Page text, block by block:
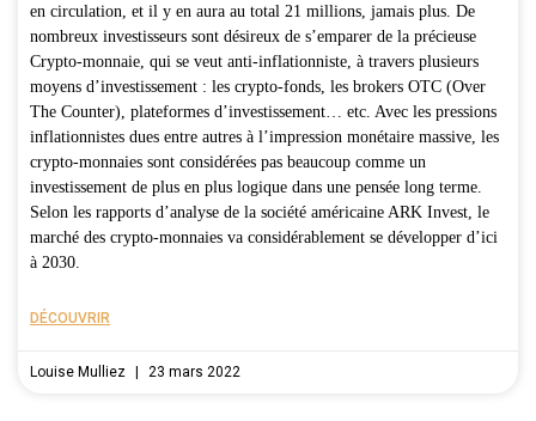
en circulation, et il y en aura au total 21 millions, jamais plus. De
nombreux investisseurs sont désireux de s’emparer de la précieuse
Crypto-monnaie, qui se veut anti-inflationniste, à travers plusieurs
moyens d’investissement : les crypto-fonds, les brokers OTC (Over
The Counter), plateformes d’investissement… etc. Avec les pressions
inflationnistes dues entre autres à l’impression monétaire massive, les
crypto-monnaies sont considérées pas beaucoup comme un
investissement de plus en plus logique dans une pensée long terme.
Selon les rapports d’analyse de la société américaine ARK Invest, le
marché des crypto-monnaies va considérablement se développer d’ici
à 2030.
DÉCOUVRIR
Louise Mulliez 23 mars 2022